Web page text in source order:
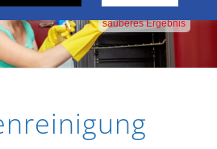
faire Preise
sauberes Ergebnis